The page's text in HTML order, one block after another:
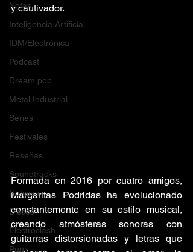
Notas
Inteligencia Artificial
IDM/Electrónica
Podcast
Dream pop
Metal Industrial
Series
Festivales
Reseñas
Soundtracks
Noticias
Discos
Electroclash
Punk
y cautivador.
Formada en 2016 por cuatro amigos,
Margaritas Podridas ha evolucionado
constantemente en su estilo musical,
creando atmósferas sonoras con
guitarras distorsionadas y letras que